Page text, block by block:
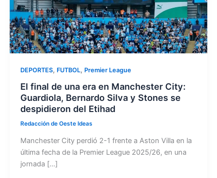
DEPORTES, FUTBOL, Premier League
El final de una era en Manchester City:
Guardiola, Bernardo Silva y Stones se
despidieron del Etihad
Redacción de Oeste Ideas
Manchester City perdió 2-1 frente a Aston Villa en la
última fecha de la Premier League 2025/26, en una
jornada […]